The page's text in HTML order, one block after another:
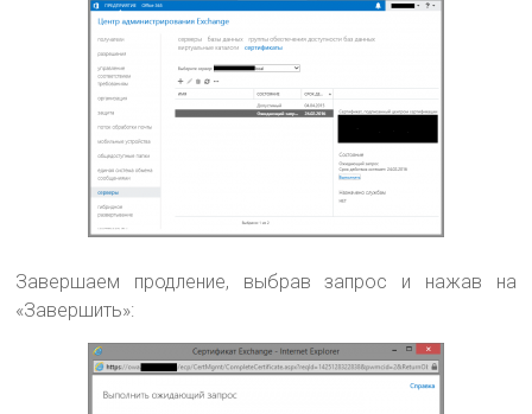
Завершаем продление, выбрав запрос и нажав на
«Завершить»: